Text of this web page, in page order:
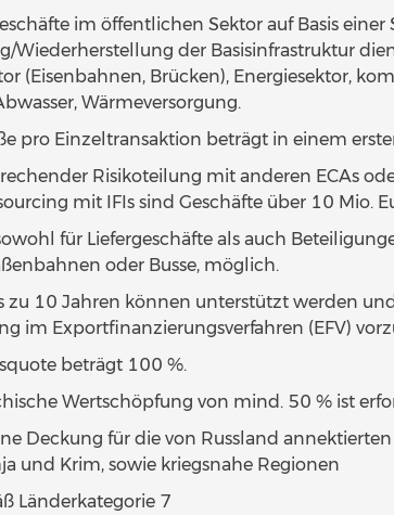
im öffentlichen Sektor auf Basis
Wiederherstellung der Basisinfrastruktur
(Eisenbahnen, Brücken), Energiesektor,
Wärmeversorgung.
pro Einzeltransaktion beträgt in einem
Risikoteilung mit anderen ECAs
mit IFIs sind Geschäfte über 10 Mio.
für Liefergeschäfte als auch
oder Busse, möglich.
zu 10 Jahren können unterstützt werden
im Exportfinanzierungsverfahren (EFV)
beträgt 100 %.
Wertschöpfung von mind. 50 % ist
Deckung für die von Russland
und Krim, sowie kriegsnahe Regionen
Länderkategorie 7